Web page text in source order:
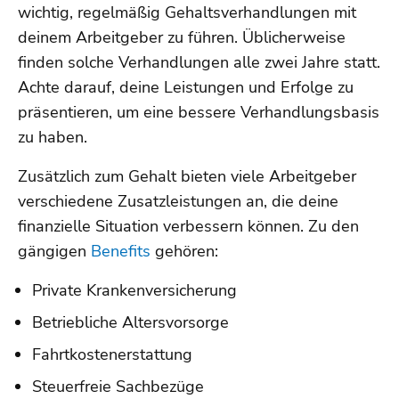
wichtig, regelmäßig Gehaltsverhandlungen mit
deinem Arbeitgeber zu führen. Üblicherweise
finden solche Verhandlungen alle zwei Jahre statt.
Achte darauf, deine Leistungen und Erfolge zu
präsentieren, um eine bessere Verhandlungsbasis
zu haben.
Zusätzlich zum Gehalt bieten viele Arbeitgeber
verschiedene Zusatzleistungen an, die deine
finanzielle Situation verbessern können. Zu den
gängigen Benefits gehören:
Private Krankenversicherung
Betriebliche Altersvorsorge
Fahrtkostenerstattung
Steuerfreie Sachbezüge